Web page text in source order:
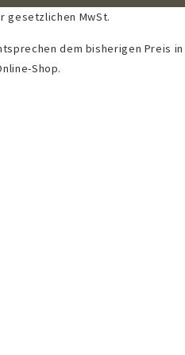
gesetzlichen MwSt.
dem bisherigen Preis in
Shop.